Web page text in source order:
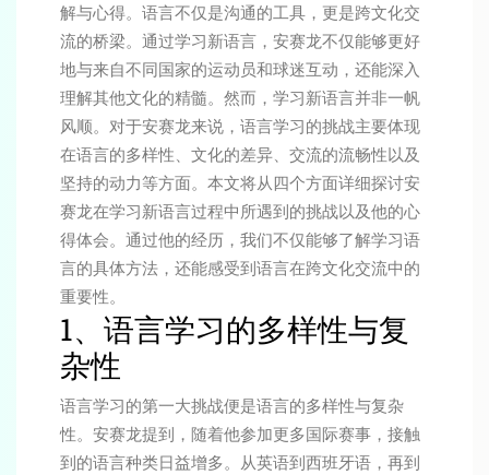
解与心得。语言不仅是沟通的工具，更是跨文化交
流的桥梁。通过学习新语言，安赛龙不仅能够更好
地与来自不同国家的运动员和球迷互动，还能深入
理解其他文化的精髓。然而，学习新语言并非一帆
风顺。对于安赛龙来说，语言学习的挑战主要体现
在语言的多样性、文化的差异、交流的流畅性以及
坚持的动力等方面。本文将从四个方面详细探讨安
赛龙在学习新语言过程中所遇到的挑战以及他的心
得体会。通过他的经历，我们不仅能够了解学习语
言的具体方法，还能感受到语言在跨文化交流中的
重要性。
1、语言学习的多样性与复
杂性
语言学习的第一大挑战便是语言的多样性与复杂
性。安赛龙提到，随着他参加更多国际赛事，接触
到的语言种类日益增多。从英语到西班牙语，再到